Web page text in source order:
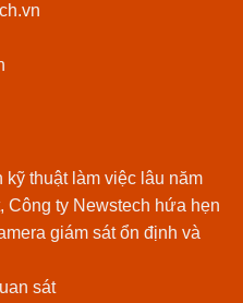
thuật làm việc lâu năm
Công ty Newstech hứa hẹn
giám sát ổn định và
sát